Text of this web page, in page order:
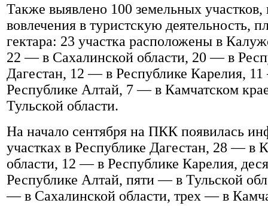
Также выявлено 100 земельных
вовлечения в туристскую деятельность,
гектара: 23 участка расположены в
22 — в Сахалинской области, 20 — в
Дагестан, 12 — в Республике Карелия,
Республике Алтай, 7 — в Камчатском
Тульской области.
На начало сентября на ПКК появилась
участках в Республике Дагестан, 28 — в
области, 12 — в Республике Карелия,
Республике Алтай, пяти — в Тульской
— в Сахалинской области, трех — в